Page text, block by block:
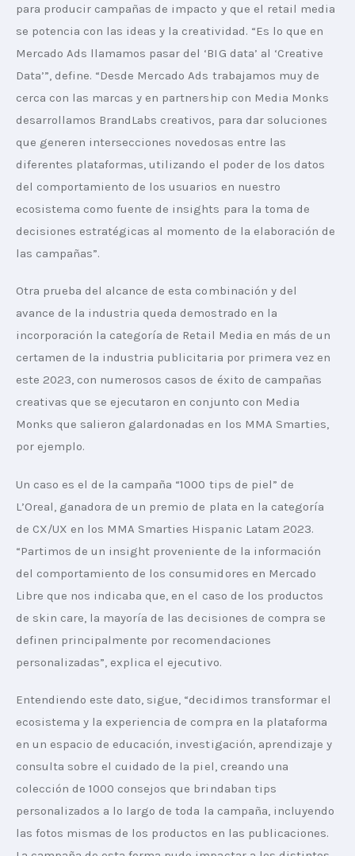
para producir campañas de impacto y que el retail media
se potencia con las ideas y la creatividad. “Es lo que en
Mercado Ads llamamos pasar del ‘BIG data’ al ‘Creative
Data’”, define. “Desde Mercado Ads trabajamos muy de
cerca con las marcas y en partnership con Media Monks
desarrollamos BrandLabs creativos, para dar soluciones
que generen intersecciones novedosas entre las
diferentes plataformas, utilizando el poder de los datos
del comportamiento de los usuarios en nuestro
ecosistema como fuente de insights para la toma de
decisiones estratégicas al momento de la elaboración de
las campañas”.
Otra prueba del alcance de esta combinación y del
avance de la industria queda demostrado en la
incorporación la categoría de Retail Media en más de un
certamen de la industria publicitaria por primera vez en
este 2023, con numerosos casos de éxito de campañas
creativas que se ejecutaron en conjunto con Media
Monks que salieron galardonadas en los MMA Smarties,
por ejemplo.
Un caso es el de la campaña “1000 tips de piel” de
L’Oreal, ganadora de un premio de plata en la categoría
de CX/UX en los MMA Smarties Hispanic Latam 2023.
“Partimos de un insight proveniente de la información
del comportamiento de los consumidores en Mercado
Libre que nos indicaba que, en el caso de los productos
de skin care, la mayoría de las decisiones de compra se
definen principalmente por recomendaciones
personalizadas”, explica el ejecutivo.
Entendiendo este dato, sigue, “decidimos transformar el
ecosistema y la experiencia de compra en la plataforma
en un espacio de educación, investigación, aprendizaje y
consulta sobre el cuidado de la piel, creando una
colección de 1000 consejos que brindaban tips
personalizados a lo largo de toda la campaña, incluyendo
las fotos mismas de los productos en las publicaciones.